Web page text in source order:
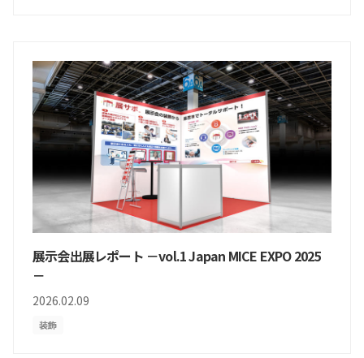
展示会出展レポート －vol.1 Japan MICE EXPO 2025
－
2026.02.09
装飾